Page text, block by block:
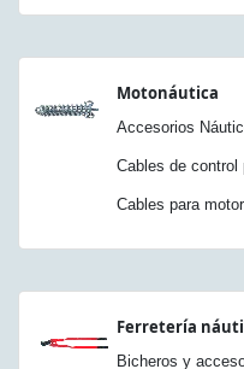
Motonáutica
Accesorios
Cables de control
Cables para motor
Ferretería
Bicheros y